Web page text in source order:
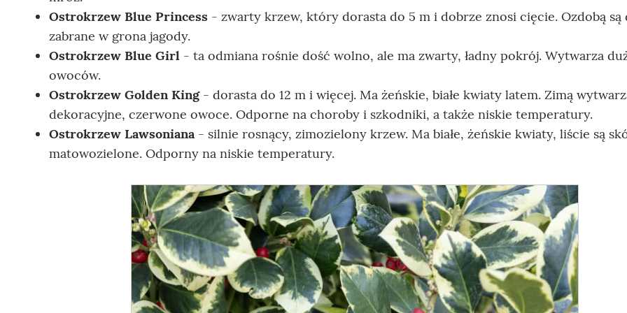
Ostrokrzew Blue Princess - zwarty krzew, który dorasta do 5 m i dobrze znosi cięcie. Ozdobą są
zabrane w grona jagody.
Ostrokrzew Blue Girl - ta odmiana rośnie dość wolno, ale ma zwarty, ładny pokrój. Wytwarza
owoców.
Ostrokrzew Golden King- dorasta do 12 m i więcej. Ma żeńskie, białe kwiaty latem. Zimą
dekoracyjne, czerwone owoce. Odporne na choroby i szkodniki, a także niskie temperatury.
Ostrokrzew Lawsoniana- silnie rosnący, zimozielony krzew. Ma białe, żeńskie kwiaty, liście są
matowozielone. Odporny na niskie temperatury.